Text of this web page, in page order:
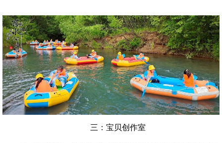
三：宝贝创作室